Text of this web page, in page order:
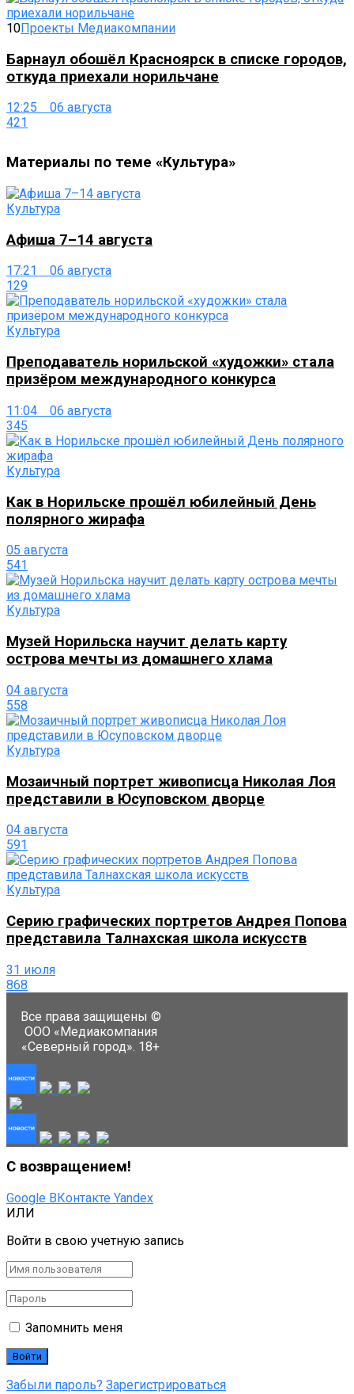
10Проекты Медиакомпании
Барнаул обошёл Красноярск в списке городов,
откуда приехали норильчане
12:25 06 августа
421
Материалы по теме «Культура»
Культура
Афиша 7–14 августа
17:21 06 августа
129
Культура
Преподаватель норильской «художки» стала
призёром международного конкурса
11:04 06 августа
345
Культура
Как в Норильске прошёл юбилейный День
полярного жирафа
05 августа
541
Культура
Музей Норильска научит делать карту
острова мечты из домашнего хлама
04 августа
558
Культура
Мозаичный портрет живописца Николая Лоя
представили в Юсуповском дворце
04 августа
591
Культура
Серию графических портретов Андрея Попова
представила Талнахская школа искусств
31 июля
868
Все права защищены ©
ООО «Медиакомпания
«Северный город». 18+
С возвращением!
Google ВКонтакте Yandex
ИЛИ
Войти в свою учетную запись
Запомнить меня
Забыли пароль? Зарегистрироваться